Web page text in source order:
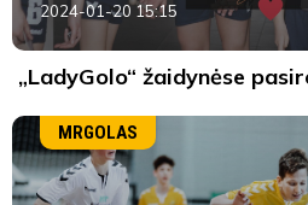
2024-01-20 15:15
„LadyGolo“ žaidynėse
MRGOLAS